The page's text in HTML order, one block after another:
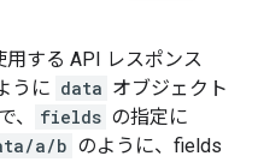
する API レスポンス
うに data オブジェクト
、
fields の指定に
a/b のように、fields